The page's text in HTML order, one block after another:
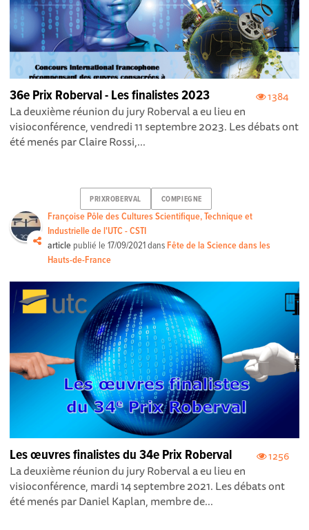
1384
36e Prix Roberval - Les finalistes 2023
La deuxième réunion du jury Roberval a eu lieu en
visioconférence, vendredi 11 septembre 2023. Les débats ont
été menés par Claire Rossi,...
PRIXROBERVAL COMPIEGNE
Françoise Pôle des Cultures Scientifique, Technique et
Industrielle de l'UTC - CSTI
article publié le17/09/2021dans Fête de la Science dans les
Hauts-de-France
1256
Les œuvres finalistes du 34e Prix Roberval
La deuxième réunion du jury Roberval a eu lieu en
visioconférence, mardi 14 septembre 2021. Les débats ont
été menés par Daniel Kaplan, membre de...